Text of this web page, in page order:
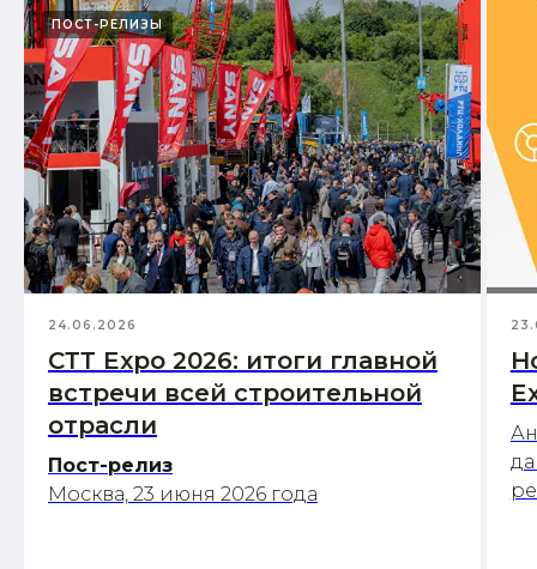
ПОСТ-РЕЛИЗЫ
24.06.2026
СТТ Expo 2026: итоги главной
встречи всей строительной
отрасли
Пост-релиз
Москва, 23 июня 2026 года